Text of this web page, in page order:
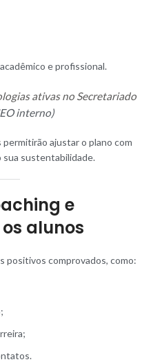
e profissional.
ativas no Secretariado
interno)
ajustar o plano com
sua sustentabilidade.
e
alunos
positivos comprovados, como: